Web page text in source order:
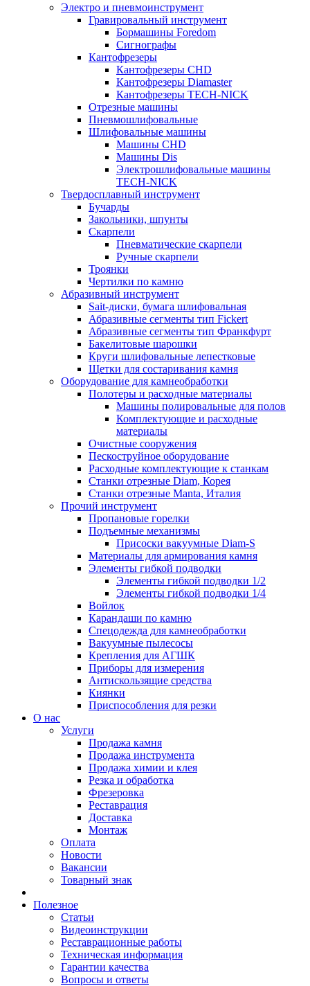
Электро и пневмоинструмент
Гравировальный инструмент
Бормашины Foredom
Сигнографы
Кантофрезеры
Кантофрезеры CHD
Кантофрезеры Diamaster
Кантофрезеры TECH-NICK
Отрезные машины
Пневмошлифовальные
Шлифовальные машины
Машины CHD
Машины Dis
Электрошлифовальные машины
TECH-NICK
Твердосплавный инструмент
Бучарды
Закольники, шпунты
Скарпели
Пневматические скарпели
Ручные скарпели
Троянки
Чертилки по камню
Абразивный инструмент
Sait-диски, бумага шлифовальная
Абразивные сегменты тип Fickert
Абразивные сегменты тип Франкфурт
Бакелитовые шарошки
Круги шлифовальные лепестковые
Щетки для состаривания камня
Оборудование для камнеобработки
Полотеры и расходные материалы
Машины полировальные для полов
Комплектующие и расходные
материалы
Очистные сооружения
Пескоструйное оборудование
Расходные комплектующие к станкам
Станки отрезные Diam, Корея
Станки отрезные Manta, Италия
Прочий инструмент
Пропановые горелки
Подъeмные механизмы
Присоски вакуумные Diam-S
Материалы для армирования камня
Элементы гибкой подводки
Элементы гибкой подводки 1/2
Элементы гибкой подводки 1/4
Войлок
Карандаши по камню
Спецодежда для камнеобработки
Вакуумные пылесосы
Крепления для АГШК
Приборы для измерения
Антискользящие средства
Киянки
Приспособления для резки
О нас
Услуги
Продажа камня
Продажа инструмента
Продажа химии и клея
Резка и обработка
Фрезеровка
Реставрация
Доставка
Монтаж
Оплата
Новости
Вакансии
Товарный знак
Полезное
Статьи
Видеоинструкции
Реставрационные работы
Техническая информация
Гарантии качества
Вопросы и ответы